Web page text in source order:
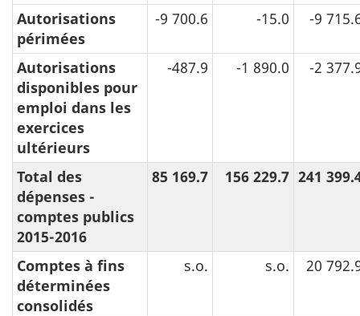
Autorisations
périmées
-9 700.6 -15.0 -9
Autorisations
disponibles pour
emploi dans les
exercices
ultérieurs
-487.9 -1 890.0 -2
Total des
dépenses -
comptes publics
2015-2016
85 169.7 156 229.7 241
Comptes à fins
déterminées
consolidés
s.o. s.o. 20